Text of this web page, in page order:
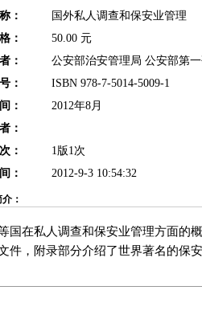
：
国外私人调查和保安业管理
：
50.00 元
公安部治安管理局 公安部第
ISBN 978-7-5014-5009-1
：
2012年8月
1版1次
：
2012-9-3 10:54:32
：
国在私人调查和保安业管理方面的
，附录部分介绍了世界著名的保安